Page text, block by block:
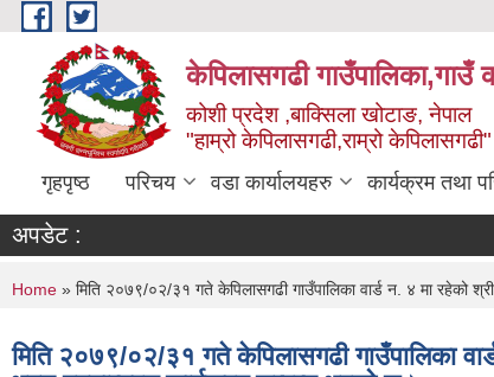
Skip to main content
केपिलासगढी गाउँपालिका,गाउँ
कोशी प्रदेश ,बाक्सिला खोटाङ, नेपाल
"हाम्रो केपिलासगढी,राम्रो केपिलासगढी"
गृहपृष्ठ परिचय वडा कार्यालयहरु कार्यक्रम तथा
अपडेट :
You are here
Home » मिति २०७९/०२/३१ गते केपिलासगढी गाउँपालिका वार्ड न. ४ मा रहेको
मिति २०७९/०२/३१ गते केपिलासगढी गाउँपालिका